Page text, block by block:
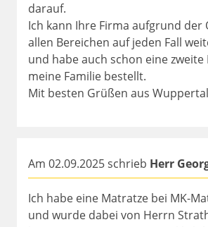
darauf.
Ich kann Ihre Firma aufgrund der
allen Bereichen auf jeden Fall
und habe auch schon eine
meine Familie bestellt.
Mit besten Grüßen aus Wuppertal
Am 02.09.2025 schrieb Herr
Ich habe eine Matratze bei MK-
und wurde dabei von Herrn